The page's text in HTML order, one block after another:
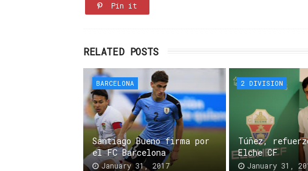
Pin it
RELATED POSTS
BARCELONA
Santiago Bueno firma por
el FC Barcelona
January 31, 2017
2 DIVISION
Túñez,
Elche CF
January 31,